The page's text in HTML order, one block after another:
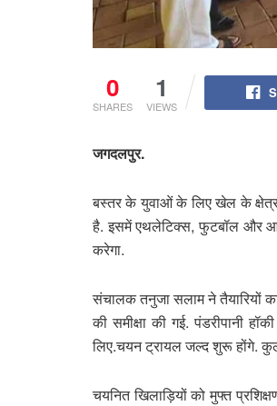
0
SHARES
1
VIEWS
जगदलपुर.
बस्तर के युवाओं के लिए खेल के
है. इसमें एथलेटिक्स, फुटबॉल और
करेगा.
संचालक तनुजा सलाम ने तैयारियों
की समीक्षा की गई. पंडरीपानी
लिए.चयन ट्रायल जल्द शुरू होंगे.
चयनित खिलाड़ियों को मुफ्त